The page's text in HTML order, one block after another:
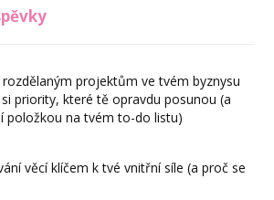
projektům ve tvém byznysu
priority, které tě opravdu posunou (a
položkou na tvém to-do listu)
věcí klíčem k tvé vnitřní síle (a proč se